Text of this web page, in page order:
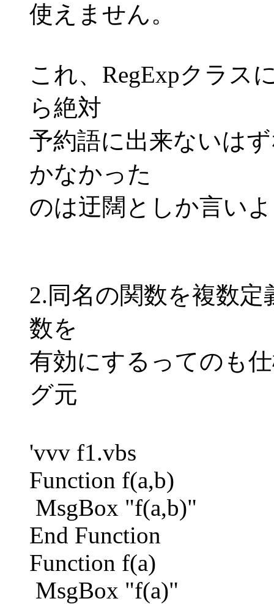
使えません。
これ、RegExpクラス
ら絶対
予約語に出来ないは
かなかった
のは迂闊としか言い
2.同名の関数を複数
数を
有効にするってのも
グ元
'vvv f1.vbs
Function f(a,b)
MsgBox "f(a,b)"
End Function
Function f(a)
MsgBox "f(a)"